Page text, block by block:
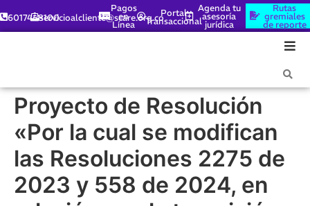
6017448100servicioalcliente@scare.org.co
Pagos
en
Línea
Portal
Transaccional
Agenda tu
asesoría
jurídica
Rutas
gremiales
de reporte
Proyecto de Resolución
«Por la cual se modifican
las Resoluciones 2275 de
2023 y 558 de 2024, en